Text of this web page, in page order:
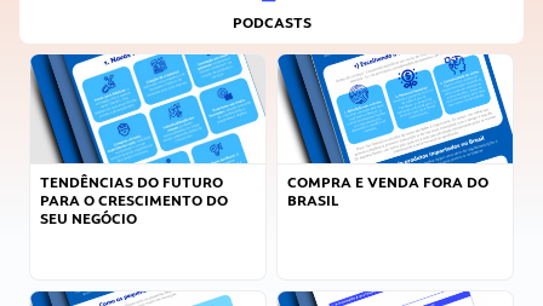
PODCASTS
TENDÊNCIAS DO FUTURO
PARA O CRESCIMENTO DO
SEU NEGÓCIO
COMPRA E VENDA FORA DO
BRASIL